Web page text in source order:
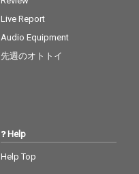
Live Report
Audio Equipment
先週のオトトイ
Help
Help Top